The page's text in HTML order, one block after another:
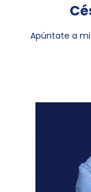
Apúntate a